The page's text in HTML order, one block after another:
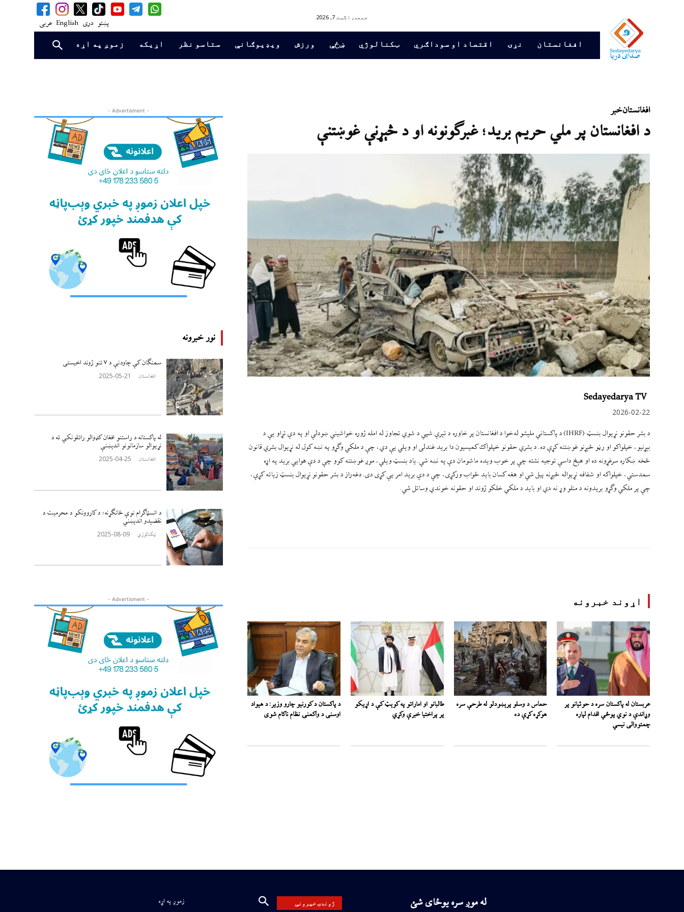
پښتو دری English عربی
جمعه, اگست 7, 2026
افغانستان نړۍ اقتصاد او سوداګري ټکنالوژي ښځې ورزش ویډیوګانې ستاسو نظر اړیکه زموږ په اړه
- Advertisment -
نور خبرونه
سمنګان کې چاودنې د ۷ تنو ژوند اخيستی
افغانستان 2025-05-21
له پاکستانه د راستنو افغان کډوالو راتلونکې ته د
نړيوالو سازمانونو اندېښنې
افغانستان 2025-04-25
د انسټاګرام نوې ځانګړنه؛ د کاروونکو د محرمیت د
نقضېدو اندېښنې
ټکنالوژي 2025-08-09
- Advertisment -
افغانستانخبر
د افغانستان پر ملي حریم برید؛ غبرګونونه او د څېړنې غوښتنې
Sedayedarya TV
2026-02-22
د بشر حقونو نړیوال بنسټ (IHRF) د پاکستاني ملېشو له‌خوا د افغانستان پر خاوره د تېرې شپي د شوي تجاوز له امله ژوره خواشیني ښودلې او په دې تړاو یې د
بېړنیو، خپلواکو او رڼو څېړنو غوښتنه کړې ده. د بشري حقونو خپلواک کمیسیون دا برید غندلی او ویلي یې دي، چې د ملکي وګړو په نښه کول له نړیوال بشري قانون
څخه ښکاره سرغړونه ده او هېڅ داسې توجیه نشته چې پر خوب ویده ماشومان دې په نښه شي. یاد بنسټ ویلي، موږ غوښتنه کوو چې د دې هوایي برید په اړه
سمدستي، خپلواکه او شفافه نړیواله څېړنه پیل شي او هغه کسان باید ځواب ورکړی، چې د دې برید امر یې کړی دی. دغه‌راز د بشر حقونو نړیوال بنسټ زیاته کړې،
چې پر ملکي وګړو بریدونه د منلو وړ نه دي او باید د ملکي خلکو ژوند او حقونه خوندي وساتل شي.
اړوند خبرونه
عربستان له پاکستان سره د حوثیانو پر
وړاندې د نوي پوځي اقدام لپاره
چمتووالی نیسي
حماس د وسلو پرېښودلو له طرحې سره
هوکړه کړې ده
طالبانو او اماراتو په کوېټ کې د اړیکو
پر پراختیا خبرې وکړي
د پاکستان د کورنیو چارو وزیر: د هېواد
اوسنی د واکمنۍ نظام ناکام شوی
زموږ په اړه ژوندۍ خپرونې له موږ سره یوځای شئ